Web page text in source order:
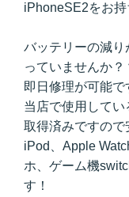
iPhoneSE2をお持
バッテリーの減
っていませんか
即日修理が可能
当店で使用して
取得済みですので
iPod、Apple
ホ、ゲーム機
す！